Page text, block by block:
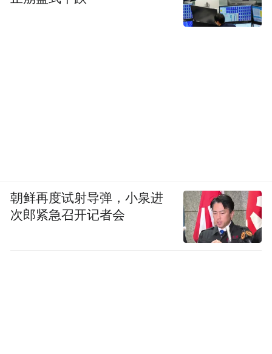
朝鲜再度试射导弹，小泉进
次郎紧急召开记者会